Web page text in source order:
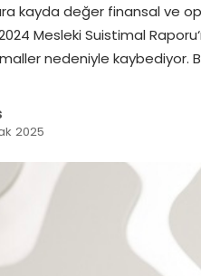
kayda değer finansal ve
Mesleki Suistimal
nedeniyle kaybediyor.
2025